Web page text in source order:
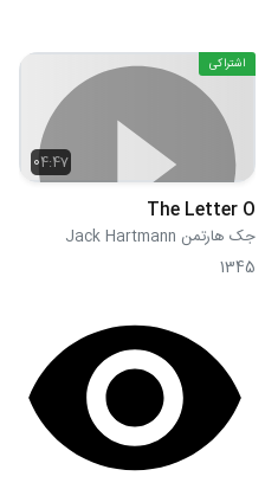
04:47
اشتراکی
The Letter O
جک هارتمن Jack Hartmann
1345